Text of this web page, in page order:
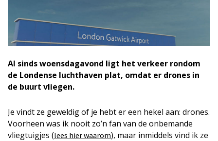
Al sinds woensdagavond ligt het verkeer rondom
de Londense luchthaven plat, omdat er drones in
de buurt vliegen.
Je vindt ze geweldig of je hebt er een hekel aan: drones.
Voorheen was ik nooit zo’n fan van de onbemande
vliegtuigjes (lees hier waarom), maar inmiddels vind ik ze